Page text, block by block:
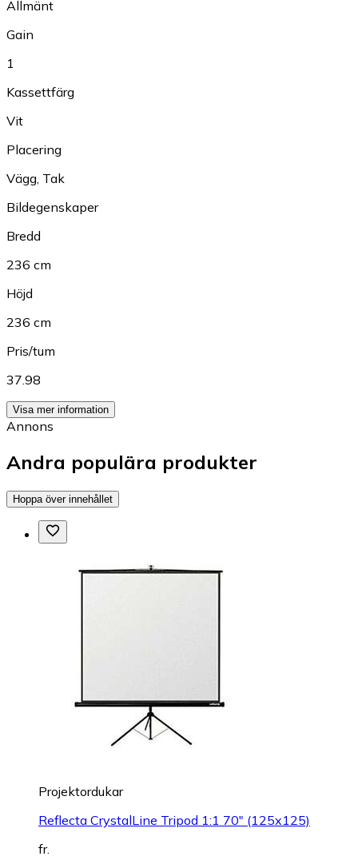
Allmänt
Gain
1
Kassettfärg
Vit
Placering
Vägg Tak
Bildegenskaper
Bredd
236 cm
Höjd
236 cm
Pris/tum
37.98
Visa mer information
Annons
Andra populära produkter
Hoppa över innehållet
Projektordukar
Reflecta CrystalLine Tripod 1:1 70" (125x125)
fr.